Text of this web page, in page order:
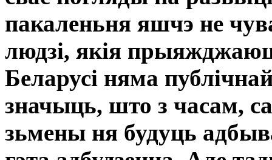
пакаленьня яшчэ не
людзі, якія
Беларусі няма
значыць, што з часам,
зьмены ня будуць